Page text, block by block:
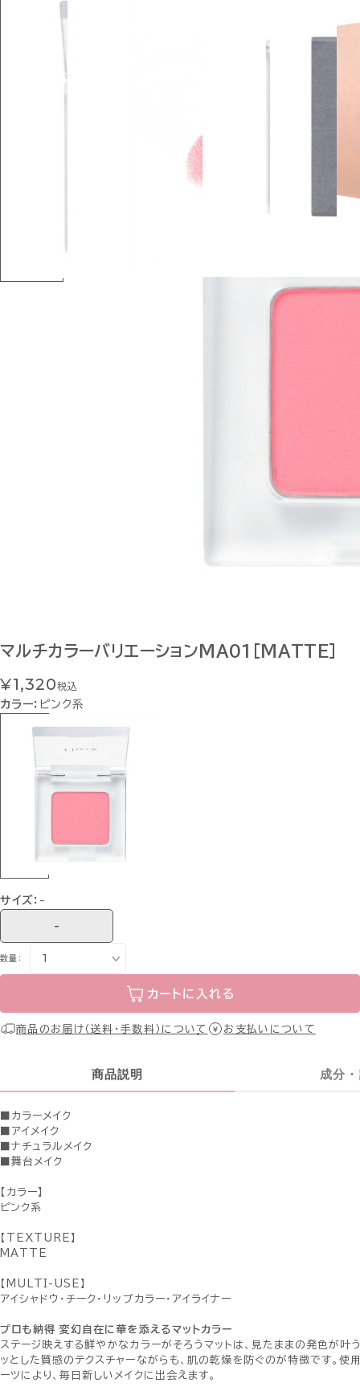
マルチカラーバリエーションMA01[MATTE]
¥1,320税込
カラー： ピンク系
サイズ： -
-
数量：
カートに入れる
商品のお届け（送料・手数料）について お支払いについて
商品説明 成分
■カラーメイク
■アイメイク
■ナチュラルメイク
■舞台メイク
【カラー】
ピンク系
【TEXTURE】
MATTE
【MULTI-USE】
アイシャドウ・チーク・リップカラー・アイライナー
プロも納得 変幻自在に華を添えるマットカラー
ステージ映えする鮮やかなカラーがそろうマットは、見たままの発色が叶う
ッとした質感のテクスチャーながらも、肌の乾燥を防ぐのが特徴です。使
ーツにより、毎日新しいメイクに出会えます。